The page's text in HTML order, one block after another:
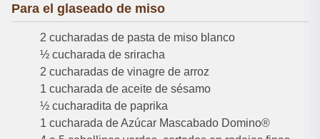
Para el glaseado de miso
2 cucharadas de pasta de miso blanco
½ cucharada de sriracha
2 cucharadas de vinagre de arroz
1 cucharada de aceite de sésamo
½ cucharadita de paprika
1 cucharada de Azúcar Mascabado Domino®